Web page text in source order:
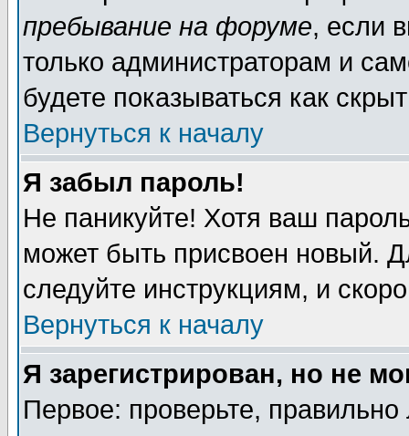
пребывание на форуме, если
только администраторам и
будете показываться как
Вернуться к началу
Я забыл пароль!
Не паникуйте! Хотя ваш
может быть присвоен новый.
следуйте инструкциям, и
Вернуться к началу
Я зарегистрирован, но не
Первое: проверьте,